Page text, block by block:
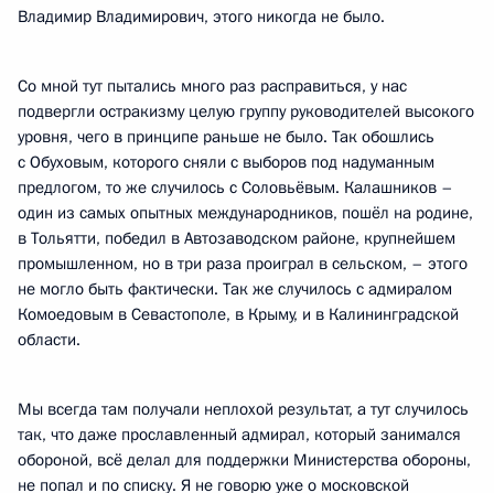
Владимир Владимирович, этого никогда не было.
Со мной тут пытались много раз расправиться, у нас
подвергли остракизму целую группу руководителей высокого
уровня, чего в принципе раньше не было. Так обошлись
с Обуховым, которого сняли с выборов под надуманным
предлогом, то же случилось с Соловьёвым. Калашников –
один из самых опытных международников, пошёл на родине,
в Тольятти, победил в Автозаводском районе, крупнейшем
промышленном, но в три раза проиграл в сельском, – этого
не могло быть фактически. Так же случилось с адмиралом
Комоедовым в Севастополе, в Крыму, и в Калининградской
области.
Мы всегда там получали неплохой результат, а тут случилось
так, что даже прославленный адмирал, который занимался
обороной, всё делал для поддержки Министерства обороны,
не попал и по списку. Я не говорю уже о московской